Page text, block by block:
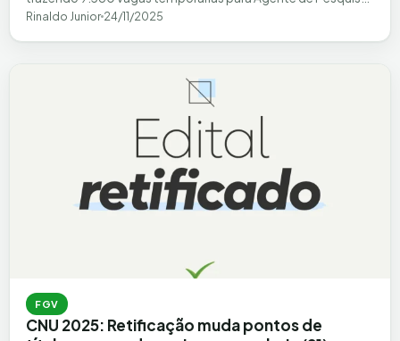
e Mapeamento e Supervisor de…
Rinaldo Junior 24/11/2025
FGV
CNU 2025: Retificação muda pontos de